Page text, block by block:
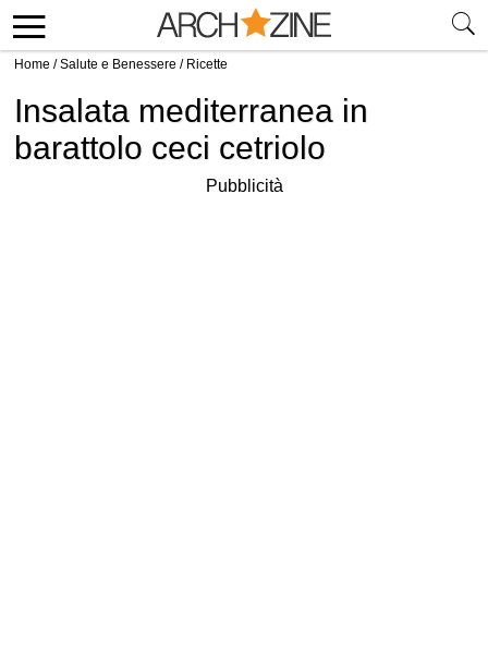
Home /Salute e Benessere / Ricette
Insalata mediterranea in
barattolo ceci cetriolo
Pubblicità